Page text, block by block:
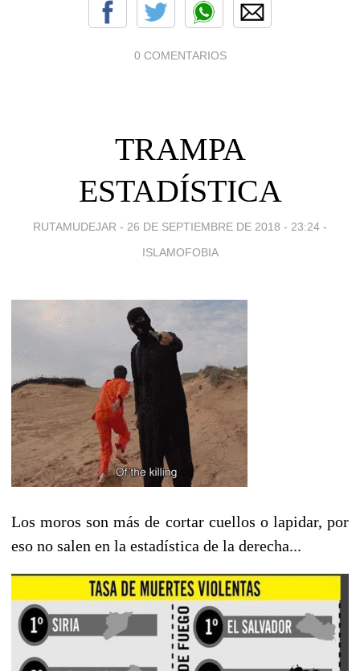
0 COMENTARIOS
TRAMPA
ESTADÍSTICA
RUTAMUDEJAR - 26 DE SEPTIEMBRE DE 2018 - 23:24 -
ISLAMOFOBIA
Los moros son más de cortar cuellos o lapidar, por
eso no salen en la estadística de la derecha...